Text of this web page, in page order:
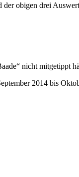
obigen drei
nicht mitgetippt
2014 bis